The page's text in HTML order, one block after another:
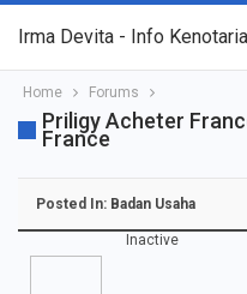
Irma Devita - Info
Home Forums
Priligy Acheter
France
Posted In: Badan Usaha
Inactive